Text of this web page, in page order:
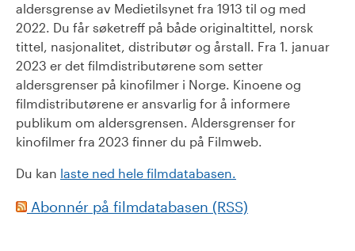
aldersgrense av Medietilsynet fra 1913 til og med
2022. Du får søketreff på både originaltittel, norsk
tittel, nasjonalitet, distributør og årstall. Fra 1. januar
2023 er det filmdistributørene som setter
aldersgrenser på kinofilmer i Norge. Kinoene og
filmdistributørene er ansvarlig for å informere
publikum om aldersgrensen. Aldersgrenser for
kinofilmer fra 2023 finner du på Filmweb.
Du kan laste ned hele filmdatabasen.
Abonnér på filmdatabasen (RSS)